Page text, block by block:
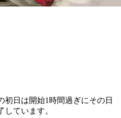
日は開始1時間過ぎにその日
ています。